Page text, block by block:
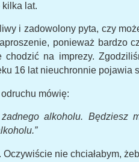
kilka lat.
i zadowolony pyta, czy
ponieważ bardzo
chodzić na imprezy.
16 lat nieuchronnie pojawia
mówię:
alkoholu. Będziesz
Oczywiście nie chciałabym,